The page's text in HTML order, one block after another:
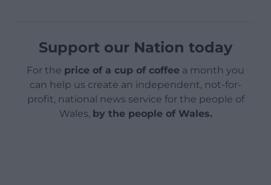
Support our Nation today
For the price of a cup of coffee a month you
can help us create an independent, not-for-
profit, national news service for the people of
Wales, by the people of Wales.